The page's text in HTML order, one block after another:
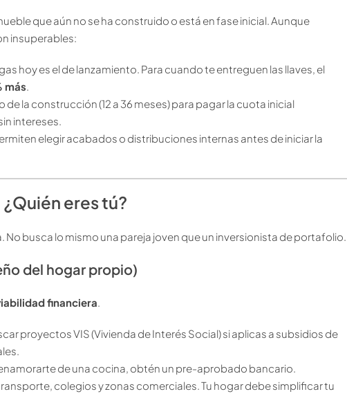
que aún no se ha construido o está en fase inicial. Aunque
insuperables:
hoy es el de lanzamiento. Para cuando te entreguen las llaves, el
más
de la construcción (12 a 36 meses) para pagar la cuota inicial
intereses.
elegir acabados o distribuciones internas antes de iniciar la
eres tú?
No busca lo mismo una pareja joven que un inversionista de portafolio.
del hogar propio)
financiera
proyectos VIS (Vivienda de Interés Social) si aplicas a subsidios de
de una cocina, obtén un pre-aprobado bancario.
colegios y zonas comerciales. Tu hogar debe simplificar tu